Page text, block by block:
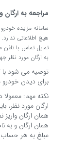
مراجعه به
سامانه مزایده
هیچ اطلاعاتی
به ارگان مورد نظر
توصیه می شود با
برای دیدن خودرو
نکته مهم: معمولا
ارگان مورد نظر،
همان ارگان
همان ارگان و به
مبلغ به هر حساب